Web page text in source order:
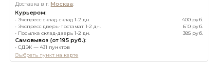
Доставка в г. Москва:
Курьером:
• Экспресс склад-склад 1-2 дн.
400 руб.
• Экспресс дверь-постамат 1-2 дн.
610 руб.
• Посылка склад-дверь 1-2 дн.
385 руб.
Самовывоз (от 195 руб.):
• СДЭК — 431 пунктов
Выбрать пункт на карте